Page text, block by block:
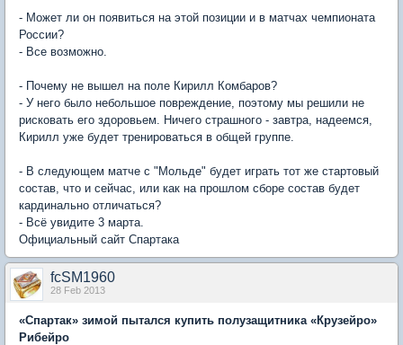
- Может ли он появиться на этой позиции и в матчах чемпионата
России?
- Все возможно.
- Почему не вышел на поле Кирилл Комбаров?
- У него было небольшое повреждение, поэтому мы решили не
рисковать его здоровьем. Ничего страшного - завтра, надеемся,
Кирилл уже будет тренироваться в общей группе.
- В следующем матче с "Мольде" будет играть тот же стартовый
состав, что и сейчас, или как на прошлом сборе состав будет
кардинально отличаться?
- Всё увидите 3 марта.
Официальный сайт Спартака
fcSM1960
28 Feb 2013
«Спартак» зимой пытался купить полузащитника «Крузейро»
Рибейро